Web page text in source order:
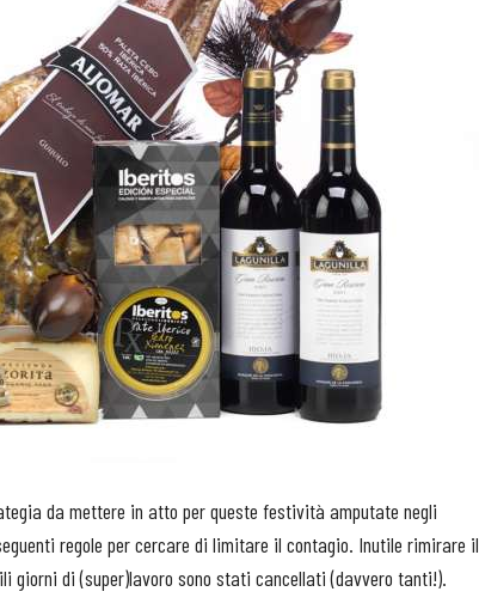
da mettere in atto per queste festività amputate negli
regole per cercare di limitare il contagio. Inutile rimirare il
giorni di (super)lavoro sono stati cancellati (davvero tanti!).